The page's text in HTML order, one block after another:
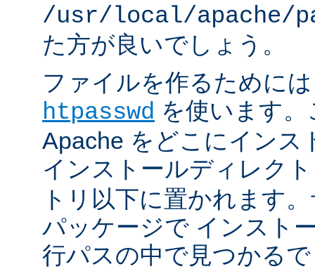
/usr/local/apache/
た方が良いでしょう。
ファイルを作るために
htpasswd を使います
Apache をどこにインス
インストールディレク
トリ以下に置かれます
パッケージで インスト
行パスの中で見つかる